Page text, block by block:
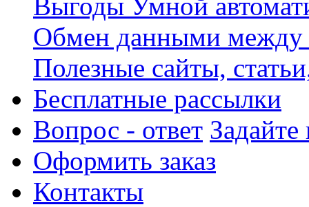
Обмен данными между
Полезные сайты,
Бесплатные рассылки
Вопрос - ответ
Оформить заказ
Контакты